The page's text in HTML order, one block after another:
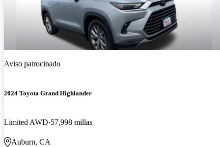
Aviso patrocinado
2024 Toyota Grand Highlander
Limited AWD 57,998 millas
Auburn, CA